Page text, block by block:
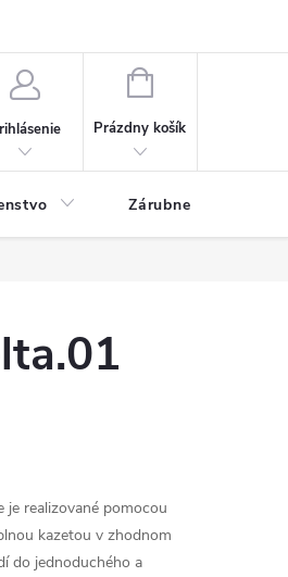
NÁKUPNÝ KOŠÍK
Prázdny košík
Zárubne
je realizované pomocou
kazetou v zhodnom
do jednoduchého a